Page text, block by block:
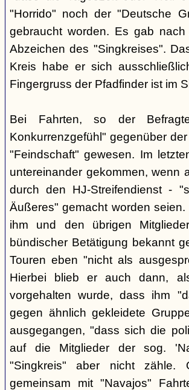
"Horrido" noch der "Deutsche
gebraucht worden. Es gab
Abzeichen des "Singkreises".
Kreis habe er sich
Fingergruss der Pfadfinder ist im
Bei Fahrten, so der
Konkurrenzgefühl" gegenüber
"Feindschaft" gewesen. Im
untereinander gekommen, wenn
durch den HJ-Streifendienst -
Äußeres" gemacht worden
ihm und den übrigen
bündischer Betätigung bekannt
Touren eben "nicht als
Hierbei blieb er auch dann,
vorgehalten wurde, dass ihm
gegen ähnlich gekleidete
ausgegangen, "dass sich die
auf die Mitglieder der sog.
"Singkreis" aber nicht zähle.
gemeinsam mit "Navajos"